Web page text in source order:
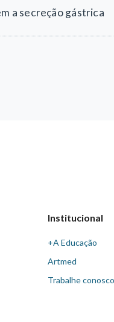
a secreção gástrica
Institucional
+A Educação
Artmed
Trabalhe conosco